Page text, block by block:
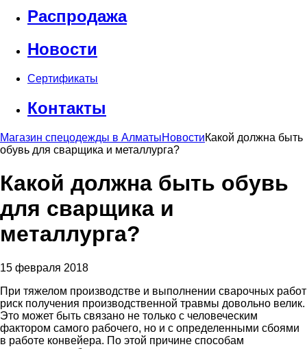
Распродажа
Новости
Сертификаты
Контакты
Магазин спецодежды в АлматыНовостиКакой должна быть
обувь для сварщика и металлурга?
Какой должна быть обувь
для сварщика и
металлурга?
15 февраля 2018
При тяжелом производстве и выполнении сварочных работ
риск получения производственной травмы довольно велик.
Это может быть связано не только с человеческим
фактором самого рабочего, но и с определенными сбоями
в работе конвейера. По этой причине способам